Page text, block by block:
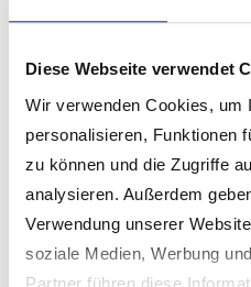
Diese Webseite verwendet
Wir verwenden Cookies, um
personalisieren, Funktionen
zu können und die Zugriffe
analysieren. Außerdem
Verwendung unserer
soziale Medien, Werbung